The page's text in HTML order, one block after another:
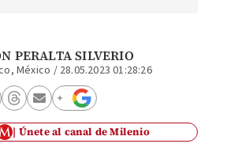
PERALTA SILVERIO
México / 28.05.2023 01:28:26
Únete al canal de Milenio